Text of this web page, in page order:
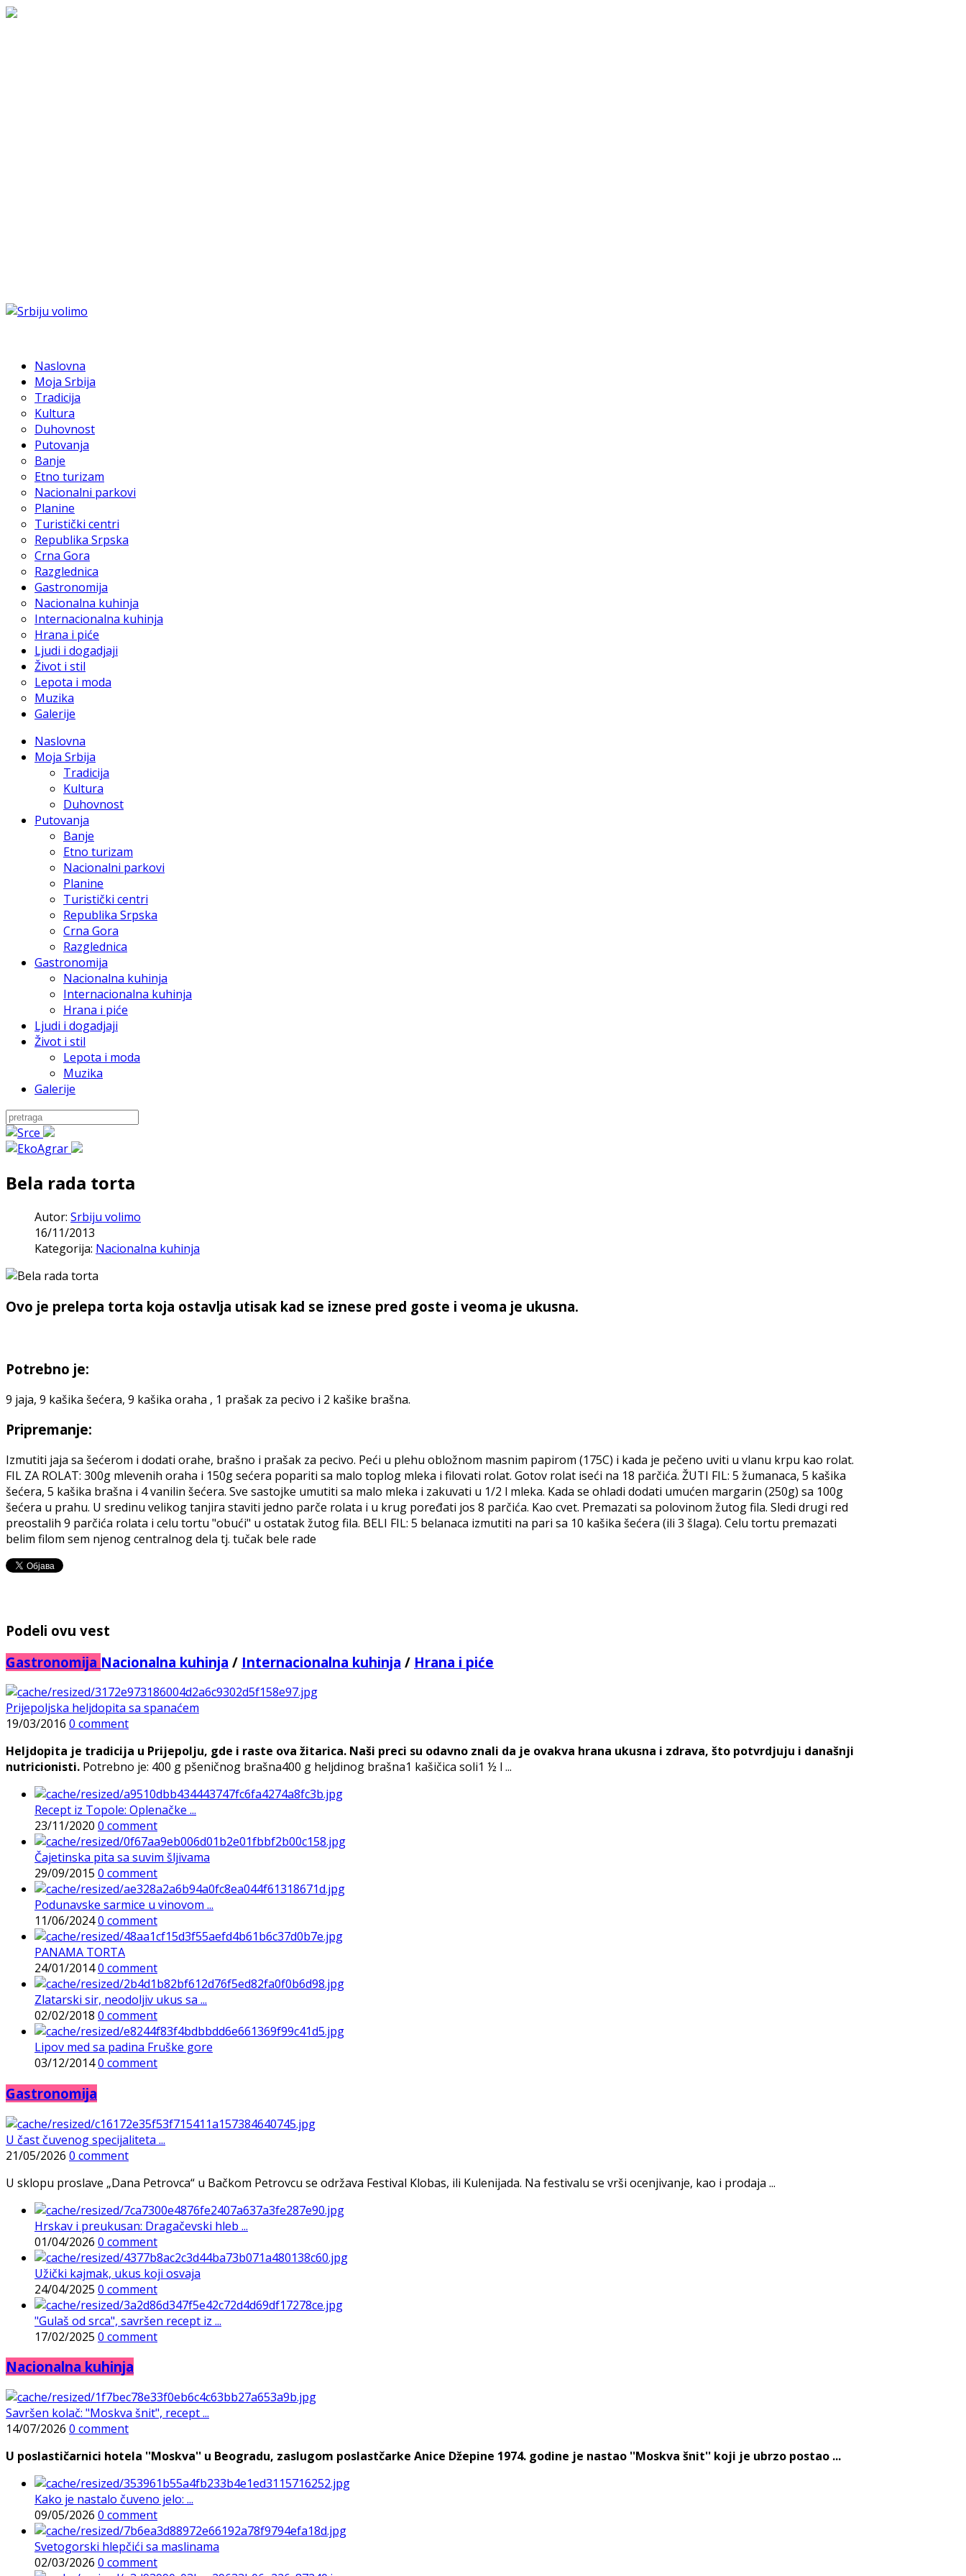
Naslovna
Moja Srbija
Tradicija
Kultura
Duhovnost
Putovanja
Banje
Etno turizam
Nacionalni parkovi
Planine
Turistički centri
Republika Srpska
Crna Gora
Razglednica
Gastronomija
Nacionalna kuhinja
Internacionalna kuhinja
Hrana i piće
Ljudi i dogadjaji
Život i stil
Lepota i moda
Muzika
Galerije
Naslovna
Moja Srbija
Tradicija
Kultura
Duhovnost
Putovanja
Banje
Etno turizam
Nacionalni parkovi
Planine
Turistički centri
Republika Srpska
Crna Gora
Razglednica
Gastronomija
Nacionalna kuhinja
Internacionalna kuhinja
Hrana i piće
Ljudi i dogadjaji
Život i stil
Lepota i moda
Muzika
Galerije
Bela rada torta
Autor: Srbiju volimo
16/11/2013
Kategorija: Nacionalna kuhinja
Ovo je prelepa torta koja ostavlja utisak kad se iznese pred goste i veoma je ukusna.
Potrebno je:
9 jaja, 9 kašika šećera, 9 kašika oraha , 1 prašak za pecivo i 2 kašike brašna.
Pripremanje:
Izmutiti jaja sa šećerom i dodati orahe, brašno i prašak za pecivo. Peći u plehu obložnom masnim papirom (175C) i kada je pečeno uviti u vlanu krpu kao rolat.
FIL ZA ROLAT: 300g mlevenih oraha i 150g sećera popariti sa malo toplog mleka i filovati rolat. Gotov rolat iseći na 18 parčića. ŽUTI FIL: 5 žumanaca, 5 kašika
šećera, 5 kašika brašna i 4 vanilin šećera. Sve sastojke umutiti sa malo mleka i zakuvati u 1/2 l mleka. Kada se ohladi dodati umućen margarin (250g) sa 100g
šećera u prahu. U sredinu velikog tanjira staviti jedno parče rolata i u krug poređati jos 8 parčića. Kao cvet. Premazati sa polovinom žutog fila. Sledi drugi red
preostalih 9 parčića rolata i celu tortu "obući" u ostatak žutog fila. BELI FIL: 5 belanaca izmutiti na pari sa 10 kašika šećera (ili 3 šlaga). Celu tortu premazati
belim filom sem njenog centralnog dela tj. tučak bele rade
Podeli ovu vest
Gastronomija Nacionalna kuhinja / Internacionalna kuhinja / Hrana i piće
Prijepoljska heljdopita sa spanaćem
19/03/2016 0 comment
Heljdopita je tradicija u Prijepolju, gde i raste ova žitarica. Naši preci su odavno znali da je ovakva hrana ukusna i zdrava, što potvrdjuju i današnji
nutricionisti. Potrebno je: 400 g pšeničnog brašna400 g heljdinog brašna1 kašičica soli1 ½ l ...
Recept iz Topole: Oplenačke ...
23/11/2020 0 comment
Čajetinska pita sa suvim šljivama
29/09/2015 0 comment
Podunavske sarmice u vinovom ...
11/06/20240 comment
PANAMA TORTA
24/01/20140 comment
Zlatarski sir, neodoljiv ukus sa ...
02/02/2018 0 comment
Lipov med sa padina Fruške gore
03/12/20140 comment
Gastronomija
U čast čuvenog specijaliteta ...
21/05/2026 0 comment
U sklopu proslave „Dana Petrovca“ u Bačkom Petrovcu se održava Festival Klobas, ili Kulenijada. Na festivalu se vrši ocenjivanje, kao i prodaja ...
Hrskav i preukusan: Dragačevski hleb ...
01/04/2026 0 comment
Užički kajmak, ukus koji osvaja
24/04/2025 0 comment
"Gulaš od srca", savršen recept iz ...
17/02/2025 0 comment
Nacionalna kuhinja
Savršen kolač: "Moskva šnit", recept ...
14/07/2026 0 comment
U poslastičarnici hotela ''Moskva'' u Beogradu, zaslugom poslastčarke Anice Džepine 1974. godine je nastao ''Moskva šnit'' koji je ubrzo postao ...
Kako je nastalo čuveno jelo: ...
09/05/2026 0 comment
Svetogorski hlepčići sa maslinama
02/03/2026 0 comment